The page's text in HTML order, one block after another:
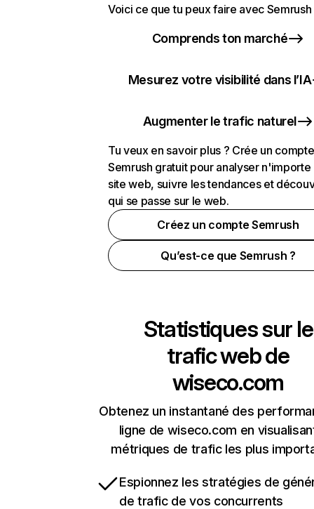
Voici ce que tu peux faire avec Semrush
Comprends ton marché
Mesurez votre visibilité dans l’IA
Augmenter le trafic naturel
Tu veux en savoir plus ? Crée un compte
Semrush gratuit pour analyser n'importe
site web, suivre les tendances et
qui se passe sur le web.
Créez un compte Semrush
Qu’est-ce que Semrush ?
Statistiques sur le
trafic web de
wiseco.com
Obtenez un instantané des
ligne de wiseco.com en
métriques de trafic les plus
Espionnez les stratégies de
de trafic de vos concurrents